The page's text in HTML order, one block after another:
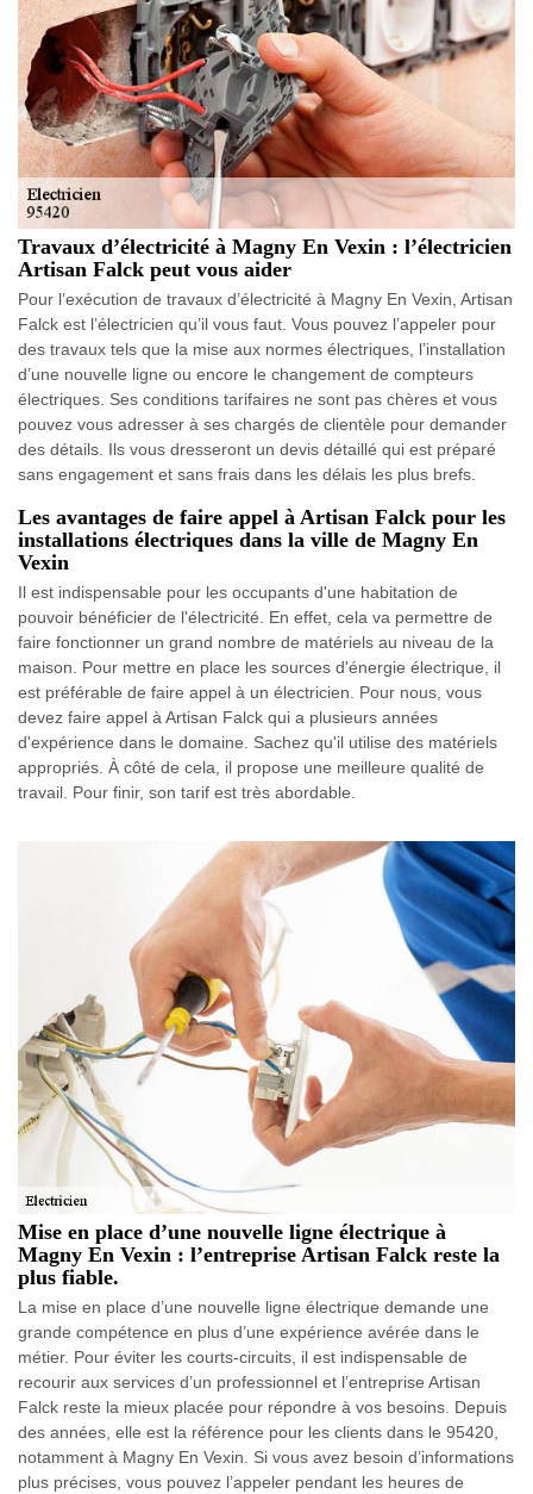
Travaux d’électricité à Magny En Vexin : l’électricien
Artisan Falck peut vous aider
Pour l’exécution de travaux d’électricité à Magny En Vexin, Artisan
Falck est l’électricien qu’il vous faut. Vous pouvez l’appeler pour
des travaux tels que la mise aux normes électriques, l’installation
d’une nouvelle ligne ou encore le changement de compteurs
électriques. Ses conditions tarifaires ne sont pas chères et vous
pouvez vous adresser à ses chargés de clientèle pour demander
des détails. Ils vous dresseront un devis détaillé qui est préparé
sans engagement et sans frais dans les délais les plus brefs.
Les avantages de faire appel à Artisan Falck pour les
installations électriques dans la ville de Magny En
Vexin
Il est indispensable pour les occupants d'une habitation de
pouvoir bénéficier de l'électricité. En effet, cela va permettre de
faire fonctionner un grand nombre de matériels au niveau de la
maison. Pour mettre en place les sources d'énergie électrique, il
est préférable de faire appel à un électricien. Pour nous, vous
devez faire appel à Artisan Falck qui a plusieurs années
d'expérience dans le domaine. Sachez qu'il utilise des matériels
appropriés. À côté de cela, il propose une meilleure qualité de
travail. Pour finir, son tarif est très abordable.
Mise en place d’une nouvelle ligne électrique à
Magny En Vexin : l’entreprise Artisan Falck reste la
plus fiable.
La mise en place d’une nouvelle ligne électrique demande une
grande compétence en plus d’une expérience avérée dans le
métier. Pour éviter les courts-circuits, il est indispensable de
recourir aux services d’un professionnel et l’entreprise Artisan
Falck reste la mieux placée pour répondre à vos besoins. Depuis
des années, elle est la référence pour les clients dans le 95420,
notamment à Magny En Vexin. Si vous avez besoin d’informations
plus précises, vous pouvez l’appeler pendant les heures de